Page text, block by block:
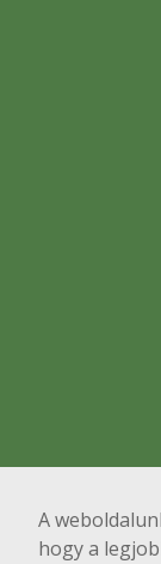
A
hogy a